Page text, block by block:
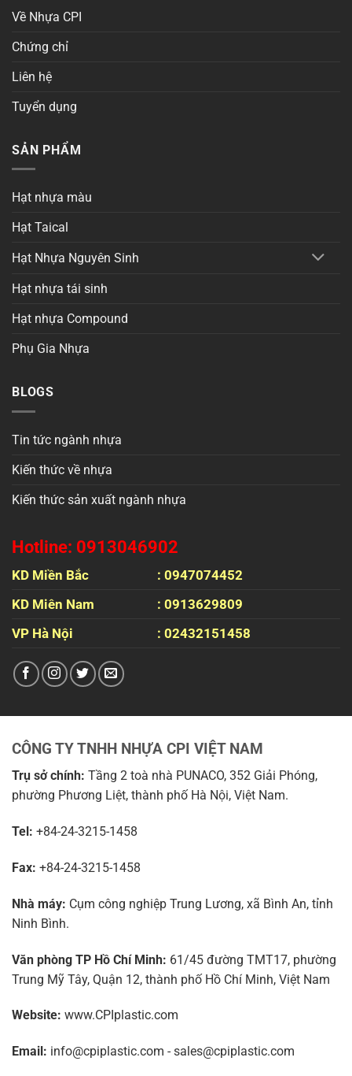
Về Nhựa CPI
Chứng chỉ
Liên hệ
Tuyển dụng
SẢN PHẨM
Hạt nhựa màu
Hạt Taical
Hạt Nhựa Nguyên Sinh
Hạt nhựa tái sinh
Hạt nhựa Compound
Phụ Gia Nhựa
BLOGS
Tin tức ngành nhựa
Kiến thức về nhựa
Kiến thức sản xuất ngành nhựa
Hotline: 0913046902
KD Miền Bắc
: 0947074452
KD Miên Nam
: 0913629809
VP Hà Nội
: 02432151458
CÔNG TY TNHH NHỰA CPI VIỆT NAM
Trụ sở chính: Tầng 2 toà nhà PUNACO, 352 Giải Phóng,
phường Phương Liệt, thành phố Hà Nội, Việt Nam.
Tel: +84-24-3215-1458
Fax: +84-24-3215-1458
Nhà máy: Cụm công nghiệp Trung Lương, xã Bình An, tỉnh
Ninh Bình.
Văn phòng TP Hồ Chí Minh: 61/45 đường TMT17, phường
Trung Mỹ Tây, Quận 12, thành phố Hồ Chí Minh, Việt Nam
Website: www.CPIplastic.com
Email: info@cpiplastic.com - sales@cpiplastic.com